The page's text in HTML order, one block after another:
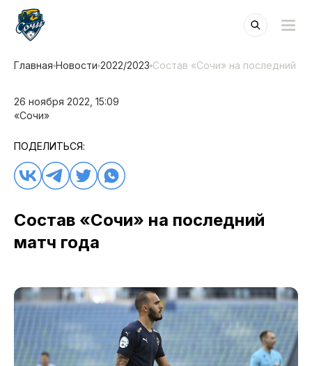
Главная Новости 2022/2023 Состав «Сочи» на последний
26 ноября 2022, 15:09
«Сочи»
ПОДЕЛИТЬСЯ:
Состав «Сочи» на последний
матч года